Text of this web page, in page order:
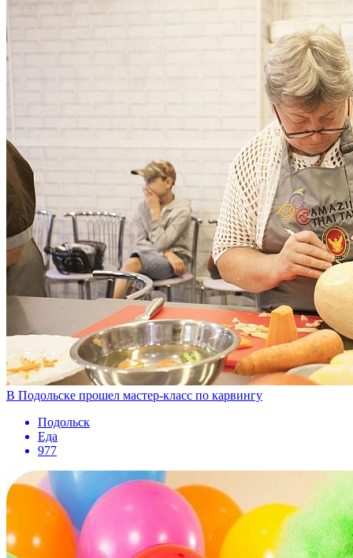
В Подольске прошел мастер­-класс по карвингу
Подольск
Еда
977